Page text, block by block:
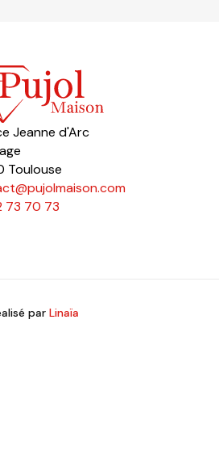
Jeanne d'Arc
Toulouse
73 70 73
parLinaïa